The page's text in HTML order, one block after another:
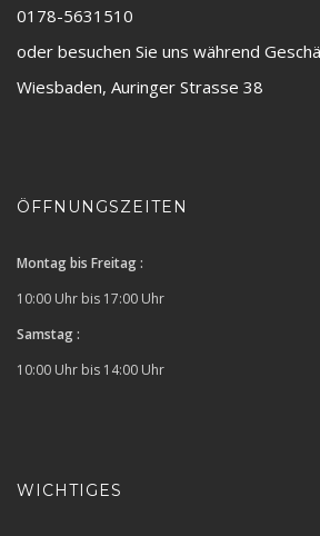
0178-5631510
oder besuchen Sie uns während
Wiesbaden, Auringer Strasse 38
ÖFFNUNGSZEITEN
Montag bis Freitag :
10:00 Uhr bis 17:00 Uhr
Samstag :
10:00 Uhr bis 14:00 Uhr
WICHTIGES